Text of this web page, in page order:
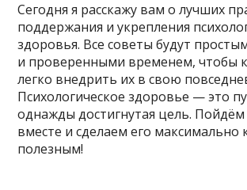
Сегодня я расскажу вам о лучших
поддержания и укрепления
здоровья. Все советы будут
и проверенными временем, чтобы
легко внедрить их в свою
Психологическое здоровье — это
однажды достигнутая цель.
вместе и сделаем его
полезным!